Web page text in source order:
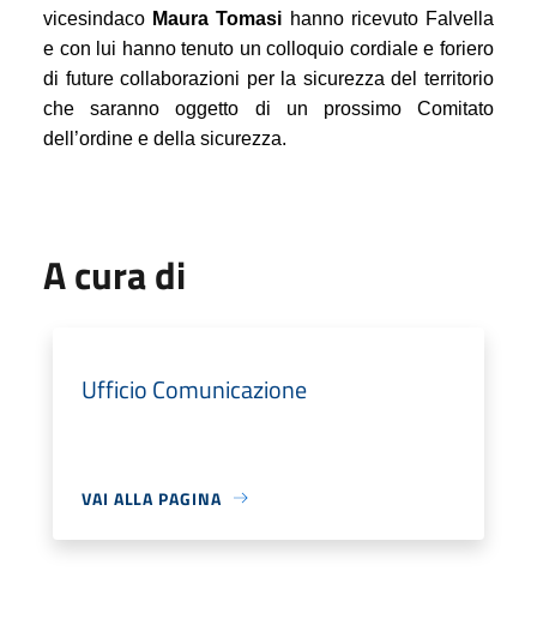
vicesindaco Maura Tomasi hanno ricevuto Falvella
e con lui hanno tenuto un colloquio cordiale e foriero
di future collaborazioni per la sicurezza del territorio
che saranno oggetto di un prossimo Comitato
dell’ordine e della sicurezza.
A cura di
Ufficio Comunicazione
VAI ALLA PAGINA